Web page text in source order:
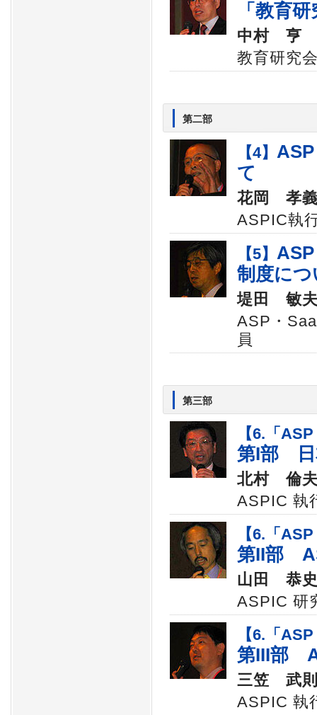
「教育
中村 亨
教育研究
第二部
【4】
て
花岡 孝
ASPIC執
【5】
制度につ
堤田 敏
ASP・
員
第三部
【6.「
第I部 日
北村 倫
ASPIC 執
【6.「
第II部
山田 恭
ASPIC 研
【6.「
第III部
三笠 武
ASPIC 執